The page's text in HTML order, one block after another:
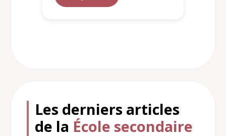
Les derniers articles
de la École secondaire